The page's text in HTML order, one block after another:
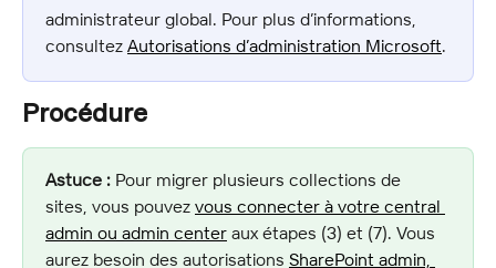
administrateur global. Pour plus d’informations,
consultez Autorisations d’administration Microsoft.
Procédure
Astuce : Pour migrer plusieurs collections de
sites, vous pouvez vous connecter à votre central
admin ou admin center aux étapes (3) et (7). Vous
aurez besoin des autorisations SharePoint admin,